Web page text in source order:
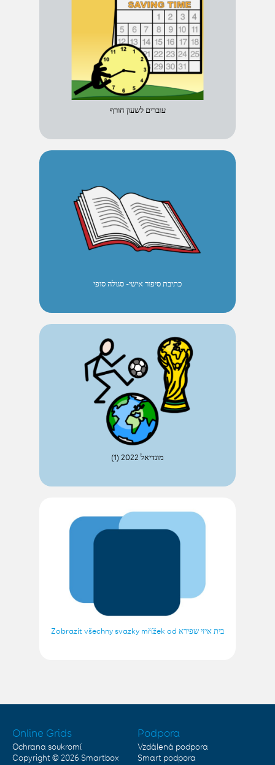
עוברים לשעון חורף
כתיבת סיפור אישי- סגולה סופי
מונדיאל 2022 (1)
Zobrazit všechny svazky mřížek od בית איזי שפירא
Online Grids
Ochrana soukromí
Copyright © 2026 Smartbox
Podpora
Vzdálená podpora
Smart podpora